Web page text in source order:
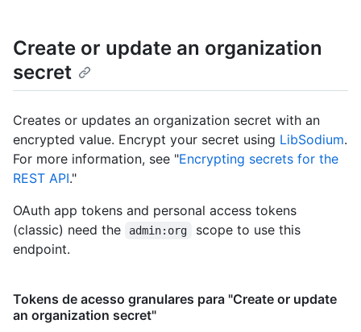
Create or update an organization
secret
Creates or updates an organization secret with an
encrypted value. Encrypt your secret using LibSodium.
For more information, see "Encrypting secrets for the
REST API."
OAuth app tokens and personal access tokens
(classic) need the
admin:org
scope to use this
endpoint.
Tokens de acesso granulares para "Create or update
an organization secret"